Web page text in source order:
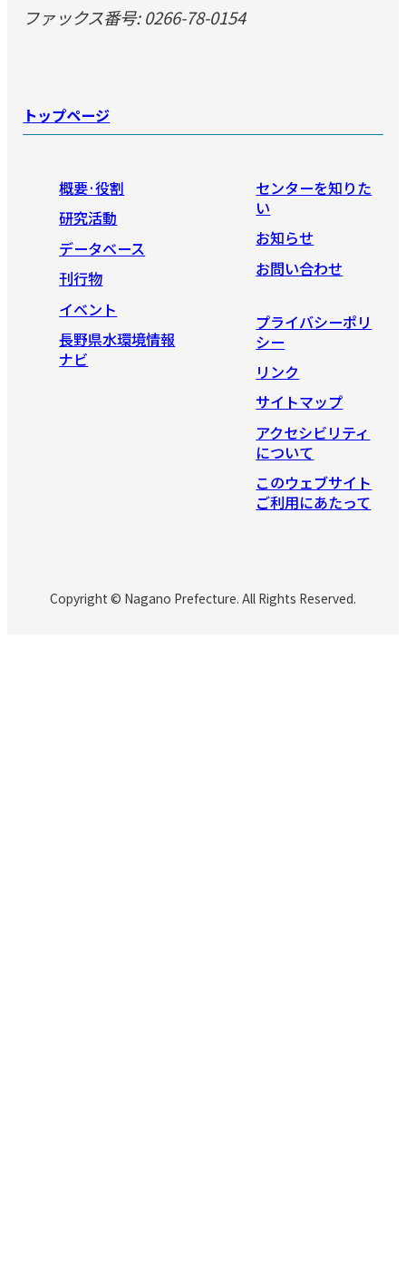
ファックス番号: 0266-78-0154
トップページ
概要·役割
研究活動
データベース
刊行物
イベント
長野県水環境情報
ナビ
センターを知りた
い
お知らせ
お問い合わせ
プライバシーポリ
シー
リンク
サイトマップ
アクセシビリティ
について
このウェブサイト
ご利用にあたって
Copyright © Nagano Prefecture. All Rights Reserved.